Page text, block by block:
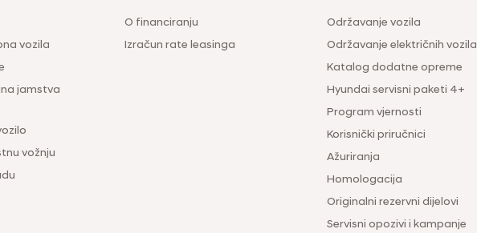
vozila
jamstva
vožnju
O financiranju
Izračun rate leasinga
Održavanje vozila
Održavanje električnih vozila
Katalog dodatne opreme
Hyundai servisni paketi 4+
Program vjernosti
Korisnički priručnici
Ažuriranja
Homologacija
Originalni rezervni dijelovi
Servisni opozivi i kampanje